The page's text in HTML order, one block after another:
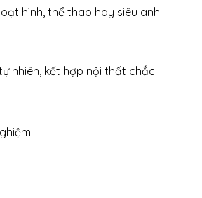
hình, thể thao hay siêu anh
nhiên, kết hợp nội thất chắc